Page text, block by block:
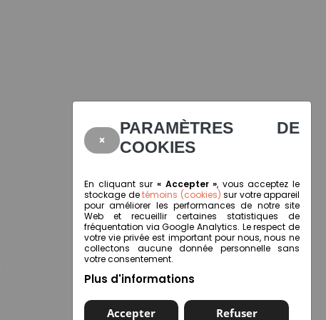
×
PARAMÈTRES DE
COOKIES
En cliquant sur « Accepter », vous acceptez le
stockage detémoins (cookies) sur votre appareil
pour améliorer les performances de notre site
Web et recueillir certaines statistiques de
fréquentation via Google Analytics. Le respect de
votre vie privée est important pour nous, nous ne
collectons aucune donnée personnelle sans
votre consentement.
Plus d'informations
Accepter Refuser